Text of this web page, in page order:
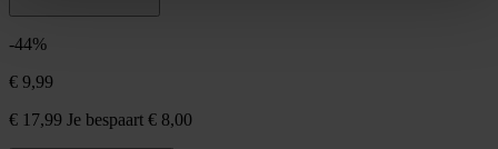
-44%
€ 9,99
€ 17,99 Je bespaart € 8,00